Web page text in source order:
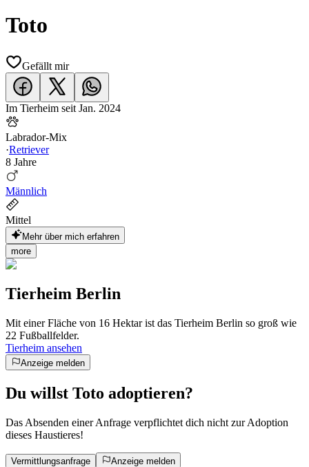
Toto
Gefällt mir
Im Tierheim seit Jan. 2024
Labrador-Mix
·Retriever
8 Jahre
Männlich
Mittel
Mehr über mich erfahren
more
Tierheim Berlin
Mit einer Fläche von 16 Hektar ist das Tierheim Berlin so groß wie
22 Fußballfelder.
Tierheim ansehen
Anzeige melden
Du willst Toto adoptieren?
Das Absenden einer Anfrage verpflichtet dich nicht zur Adoption
dieses Haustieres!
Vermittlungsanfrage Anzeige melden